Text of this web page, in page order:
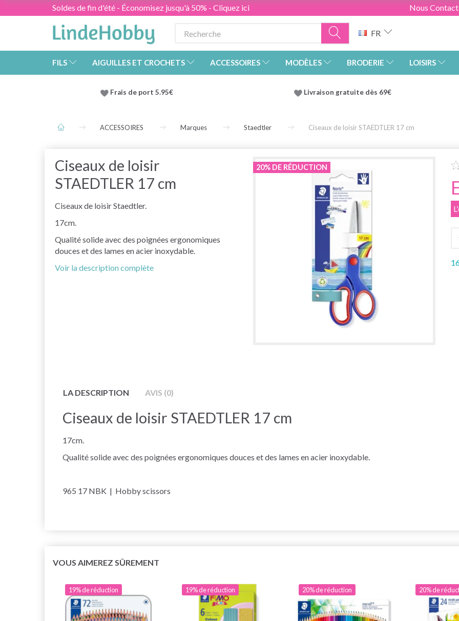
Soldes de fin d'été - Économisez jusqu'à 50% - Cliquez ici Nous
FR
FILS AIGUILLES ET CROCHETS ACCESSOIRES MODÈLES BRODERIE LOISIRS
Frais de port 5.95€ Livraison gratuite dès 69€
ACCESSOIRES Marques Staedtler Ciseaux de loisir STAEDTLER 17 cm
Ciseaux de loisir
STAEDTLER 17 cm
Ciseaux de loisir Staedtler.
17cm.
Qualité solide avec des poignées ergonomiques
douces et des lames en acier inoxydable.
Voir la description complète
20% DE RÉDUCTION
LA DESCRIPTION AVIS (0)
Ciseaux de loisir STAEDTLER 17 cm
17cm.
Qualité solide avec des poignées ergonomiques douces et des lames en acier inoxydable.
965 17 NBK | Hobby scissors
VOUS AIMEREZ SÛREMENT
19% de réduction 19% de réduction 20% de réduction 20% de